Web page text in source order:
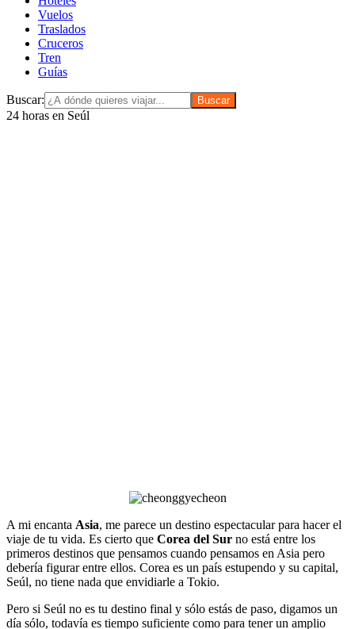
Vuelos
Traslados
Cruceros
Tren
Guías
Buscar:
24 horas en Seúl
A mi encanta Asia, me parece un destino espectacular para hacer el
viaje de tu vida. Es cierto que Corea del Sur no está entre los
primeros destinos que pensamos cuando pensamos en Asia pero
debería figurar entre ellos. Corea es un país estupendo y su capital,
Seúl, no tiene nada que envidiarle a Tokio.
Pero si Seúl no es tu destino final y sólo estás de paso, digamos un
día sólo, todavía es tiempo suficiente como para tener un amplio